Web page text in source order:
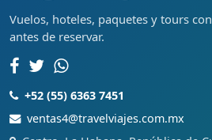
Vuelos, hoteles, paquetes y tours
antes de reservar.
+52 (55) 6363 7451
ventas4@travelviajes.com.mx